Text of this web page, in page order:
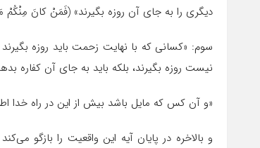
دیگرى را به جاى آن روزه بگیرند» (فَمَنْ کانَ مِنْکُمْ
سوم: «کسانى که با نهایت زحمت باید روزه بگیرند
نیست روزه بگیرند، بلکه باید به جاى آن کفاره
«و آن کس که مایل باشد بیش از این در راه خدا
و بالاخره در پایان آیه این واقعیت را بازگو